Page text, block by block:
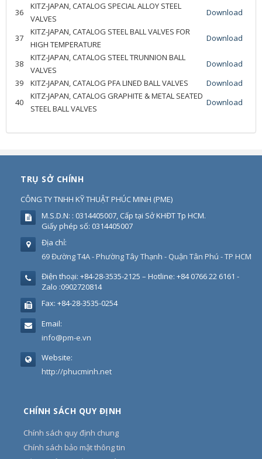
36
KITZ-JAPAN, CATALOG SPECIAL ALLOY STEEL
VALVES
Download
37
KITZ-JAPAN, CATALOG STEEL BALL VALVES FOR
HIGH TEMPERATURE
Download
38
KITZ-JAPAN, CATALOG STEEL TRUNNION BALL
VALVES
Download
39
KITZ-JAPAN, CATALOG PFA LINED BALL VALVES
Download
40
KITZ-JAPAN, CATALOG GRAPHITE & METAL SEATED
STEEL BALL VALVES
Download
TRỤ SỞ CHÍNH
CÔNG TY TNHH KỸ THUẬT PHÚC MINH (PME)
M.S.D.N: : 0314405007, Cấp tại Sở KHĐT Tp HCM.
Giấy phép số: 0314405007
Địa chỉ:
69 Đường T4A - Phường Tây Thạnh - Quận Tân Phú - TP HCM
Điện thoại: +84-28-3535-2125 – Hotline: +84 0766 22 6161 -
Zalo :0902720814
Fax: +84-28-3535-0254
Email:
info@pm-e.vn
Website:
http://phucminh.net
CHÍNH SÁCH QUY ĐỊNH
Chính sách quy định chung
Chính sách bảo mật thông tin